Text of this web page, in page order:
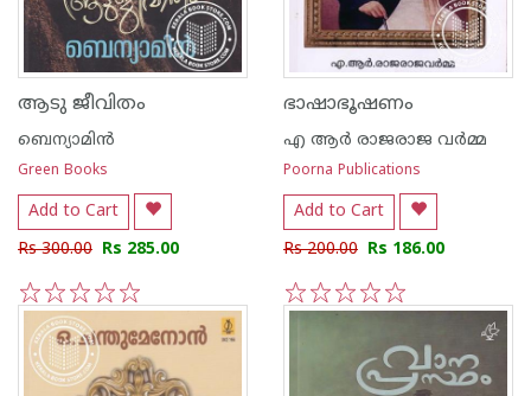
ആടു ജീവിതം
ബെന്യാമിന്‍
Green Books
Add to Cart
Rs 300.00 Rs 285.00
5
4
3
2
1
ഭാഷാഭൂഷണം
എ ആര്‍ രാജരാജ വര്‍മ്മ
Poorna Publications
Add to Cart
Rs 200.00 Rs 186.00
5
4
3
2
1